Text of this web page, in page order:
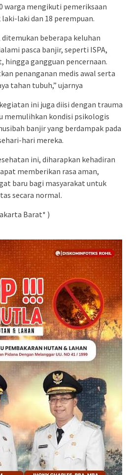
warga mengikuti pemeriksaan
laki dan 18 perempuan.
beberapa keluhan
pasca banjir, seperti ISPA,
gangguan pencernaan.
penanganan medis awal serta
tahan tubuh,” ujarnya
ini juga diisi dengan trauma
memulihkan kondisi psikologis
banjir yang berdampak pada
hari mereka.
ini, diharapkan kehadiran
memberikan rasa aman,
baru bagi masyarakat untuk
secara normal.
Barat* )